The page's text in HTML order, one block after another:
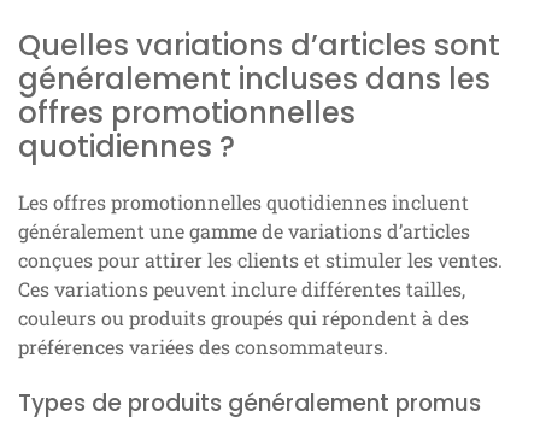
Quelles variations d’articles sont
généralement incluses dans les
offres promotionnelles
quotidiennes ?
Les offres promotionnelles quotidiennes incluent
généralement une gamme de variations d’articles
conçues pour attirer les clients et stimuler les ventes.
Ces variations peuvent inclure différentes tailles,
couleurs ou produits groupés qui répondent à des
préférences variées des consommateurs.
Types de produits généralement promus